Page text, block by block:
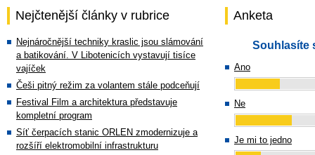
Nejčtenější články v rubrice
Nejnáročnější techniky kraslic jsou slámování
a batikování. V Libotenicích vystavují tisíce
vajíček
Češi pitný režim za volantem stále podceňují
Festival Film a architektura představuje
kompletní program
Síť čerpacích stanic ORLEN zmodernizuje a
rozšíří elektromobilní infrastrukturu
Anketa
Souhlasíte
Ano
Ne
Je mi to jedno